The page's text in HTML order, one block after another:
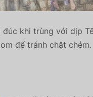
khi trùng với dịp
để tránh chặt chém.